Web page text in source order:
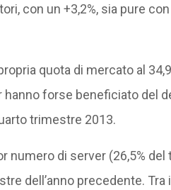
con un +3,2%, sia pure
quota di mercato al
forse beneficiato del
trimestre 2013.
numero di server (26,5%
dell’anno precedente.